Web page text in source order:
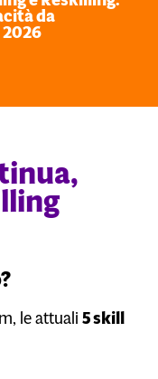
da
le attuali5 skill